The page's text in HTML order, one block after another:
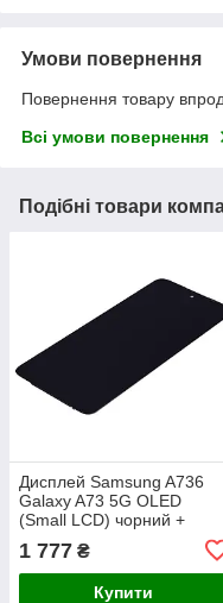
Умови повернення
Повернення товару
Всі умови повернення
Подібні товари
Дисплей Samsung A736
Galaxy A73 5G OLED
(Small LCD) чорний +
1 777 ₴
Купити